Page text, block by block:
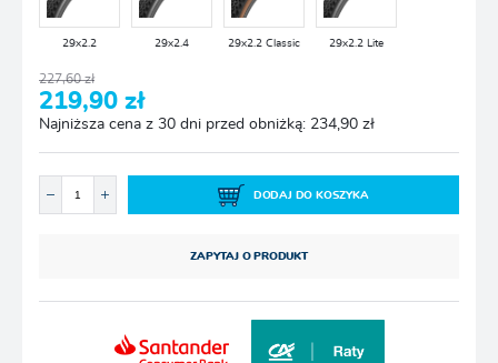
29x2.2 29x2.4 29x2.2 Classic 29x2.2 Lite
227,60 zł
219,90 zł
Najniższa cena z 30 dni przed obniżką: 234,90 zł
DODAJ DO KOSZYKA
ZAPYTAJ O PRODUKT